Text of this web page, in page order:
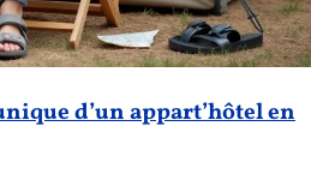
d’un appart’hôtel en